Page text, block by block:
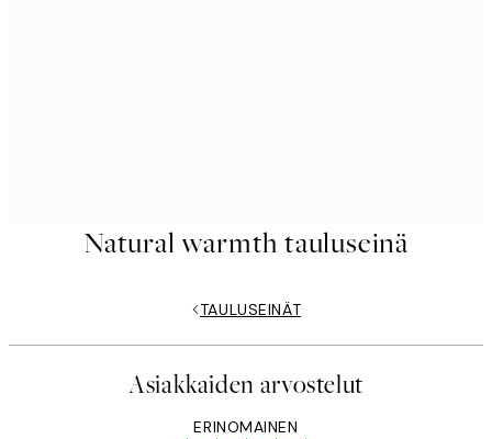
Natural warmth tauluseinä
TAULUSEINÄT
Asiakkaiden arvostelut
ERINOMAINEN